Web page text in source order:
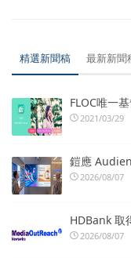
精選新聞稿 最新新聞
FLOC唯一
2021/03/29
鎧應
2026/08/07
HDBank 取
2026/08/07